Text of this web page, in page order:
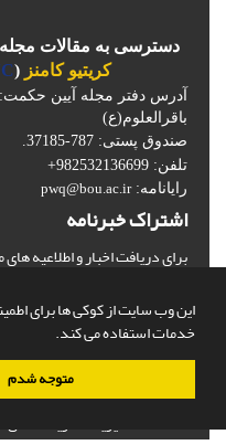
این وب سایت از کوکی ها برای
خدمات استفاده می کند.
متوجه شدم
دسترسی به مقالات
کریتیو کامنز (
آدرس دفتر مجله آیین حکمت:
باقرالعلوم(ع)
صندوق پستی: 787-37185.
تلفن: 982532136699+
رایانامه:pwq@bou.ac.ir
اشتراک خبرنامه
برای دریافت اخبار و اطلاعیه
© سامانه مدیریت نشریات علمی.